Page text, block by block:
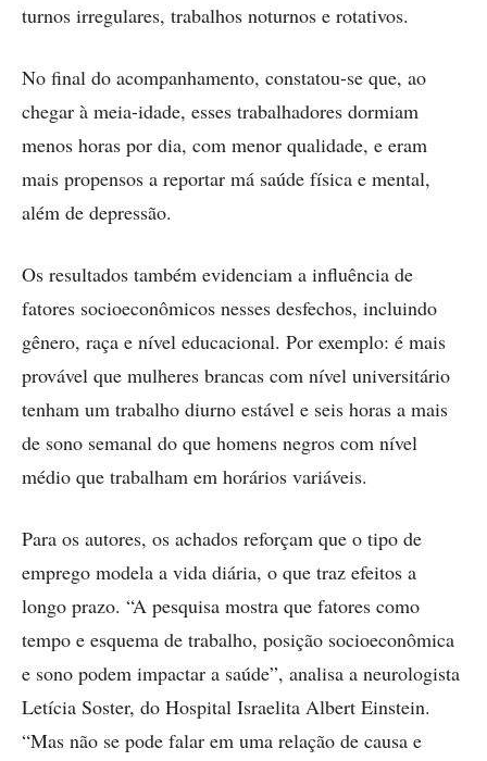
turnos irregulares, trabalhos noturnos e rotativos.
No final do acompanhamento, constatou-se que, ao
chegar à meia-idade, esses trabalhadores dormiam
menos horas por dia, com menor qualidade, e eram
mais propensos a reportar má saúde física e mental,
além de depressão.
Os resultados também evidenciam a influência de
fatores socioeconômicos nesses desfechos, incluindo
gênero, raça e nível educacional. Por exemplo: é mais
provável que mulheres brancas com nível universitário
tenham um trabalho diurno estável e seis horas a mais
de sono semanal do que homens negros com nível
médio que trabalham em horários variáveis.
Para os autores, os achados reforçam que o tipo de
emprego modela a vida diária, o que traz efeitos a
longo prazo. “A pesquisa mostra que fatores como
tempo e esquema de trabalho, posição socioeconômica
e sono podem impactar a saúde”, analisa a neurologista
Letícia Soster, do Hospital Israelita Albert Einstein.
“Mas não se pode falar em uma relação de causa e